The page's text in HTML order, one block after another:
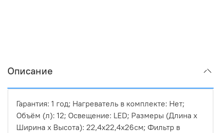
Описание
Гарантия: 1 год; Нагреватель в комплекте: Нет;
Объём (л): 12; Освещение: LED; Размеры (Длина х
Ширина х Высота): 22,4х22,4х26см; Фильтр в